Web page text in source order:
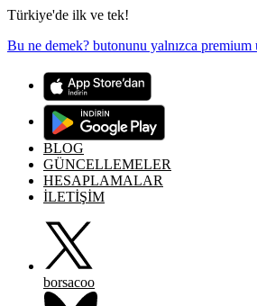
Türkiye'de ilk ve tek!
Bu ne demek? butonunu yalnızca
BLOG
GÜNCELLEMELER
HESAPLAMALAR
İLETİŞİM
borsacoo